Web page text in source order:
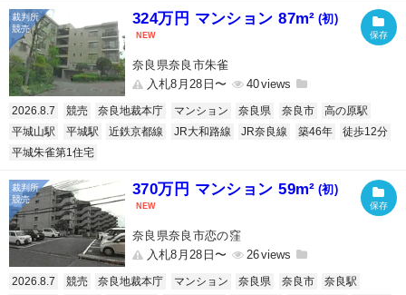
324万円 マンション 87m² (初)
奈良県奈良市朱雀
入札8月28日〜
40
2026.8.7 競売 奈良地裁本庁 マンション 奈良県 奈良市
高の原駅
平城山駅
平城駅 近鉄京都線 JR大和路線 JR奈良線 築46年
徒歩12分
平城朱雀第1住宅
370万円 マンション 59m² (初)
奈良県奈良市恋の窪
入札8月28日〜
26
2026.8.7 競売 奈良地裁本庁 マンション 奈良県 奈良市
奈良駅